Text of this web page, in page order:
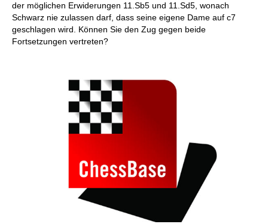
der möglichen Erwiderungen 11.Sb5 und 11.Sd5, wonach
Schwarz nie zulassen darf, dass seine eigene Dame auf c7
geschlagen wird. Können Sie den Zug gegen beide
Fortsetzungen vertreten?